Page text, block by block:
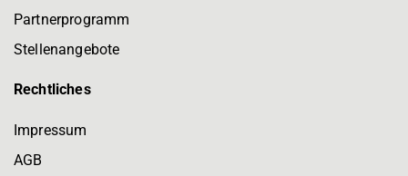
Partnerprogramm
Stellenangebote
Rechtliches
Impressum
AGB